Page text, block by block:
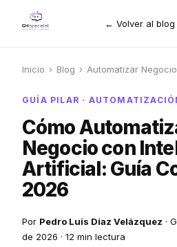
← Volver al blog
Inicio › Blog › Automatizar
GUÍA PILAR ·
Cómo
Negocio con
Artificial: Guía
2026
Por Pedro Luis Díaz Velázquez ·
de 2026 · 12 min lectura